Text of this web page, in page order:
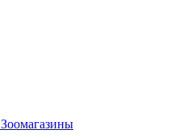
Зоомагазины